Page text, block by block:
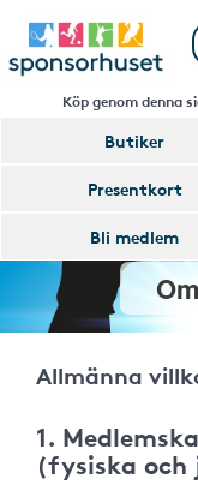
Köp genom denna
Butiker
Presentkort
Bli medlem
Allmänna
1.
(fysiska och